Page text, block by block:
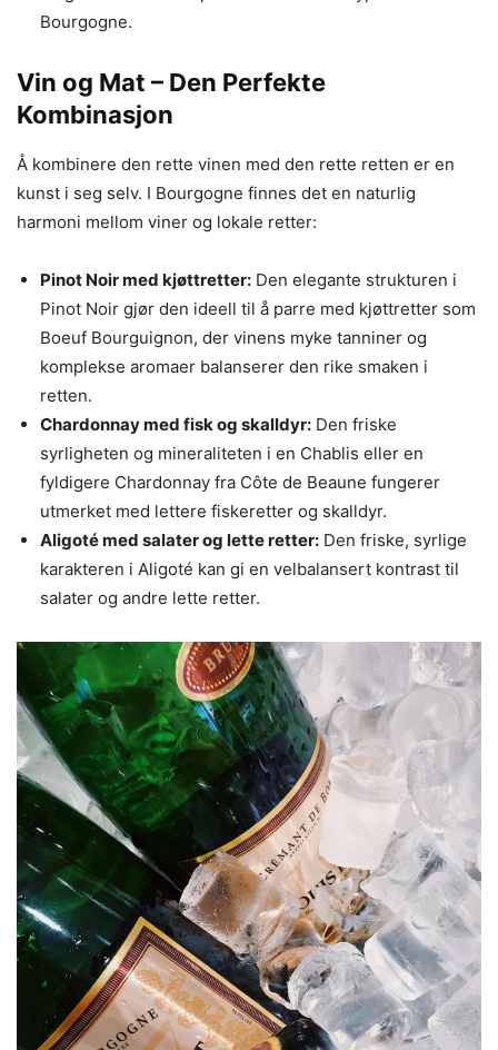
Bourgogne.
Vin og Mat – Den Perfekte
Kombinasjon
Å kombinere den rette vinen med den rette retten er en
kunst i seg selv. I Bourgogne finnes det en naturlig
harmoni mellom viner og lokale retter:
Pinot Noir med kjøttretter: Den elegante strukturen i
Pinot Noir gjør den ideell til å parre med kjøttretter som
Boeuf Bourguignon, der vinens myke tanniner og
komplekse aromaer balanserer den rike smaken i
retten.
Chardonnay med fisk og skalldyr: Den friske
syrligheten og mineraliteten i en Chablis eller en
fyldigere Chardonnay fra Côte de Beaune fungerer
utmerket med lettere fiskeretter og skalldyr.
Aligoté med salater og lette retter: Den friske, syrlige
karakteren i Aligoté kan gi en velbalansert kontrast til
salater og andre lette retter.